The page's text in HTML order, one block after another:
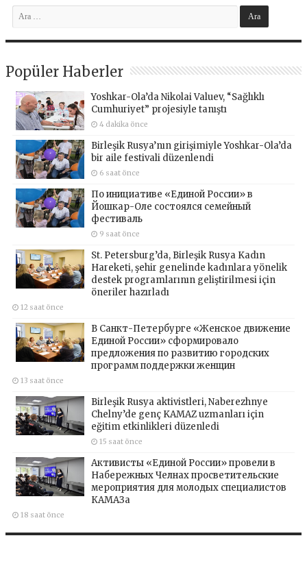
Popüler Haberler
Yoshkar-Ola’da Nikolai Valuev, “Sağlıklı
Cumhuriyet” projesiyle tanıştı
4 dakika önce
Birleşik Rusya’nın girişimiyle Yoshkar-Ola’da
bir aile festivali düzenlendi
6 saat önce
По инициативе «Единой России» в
Йошкар-Оле состоялся семейный
фестиваль
9 saat önce
St. Petersburg’da, Birleşik Rusya Kadın
Hareketi, şehir genelinde kadınlara yönelik
destek programlarının geliştirilmesi için
öneriler hazırladı
12 saat önce
В Санкт-Петербурге «Женское движение
Единой России» сформировало
предложения по развитию городских
программ поддержки женщин
13 saat önce
Birleşik Rusya aktivistleri, Naberezhnye
Chelny’de genç KAMAZ uzmanları için
eğitim etkinlikleri düzenledi
15 saat önce
Активисты «Единой России» провели в
Набережных Челнах просветительские
мероприятия для молодых специалистов
КАМАЗа
18 saat önce